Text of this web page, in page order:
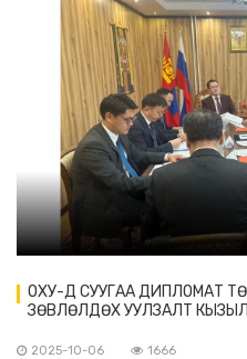
ОХУ-Д СУУГАА ДИПЛОМАТ
ЗӨВЛӨЛДӨХ УУЛЗАЛТ
2025-10-06 1666